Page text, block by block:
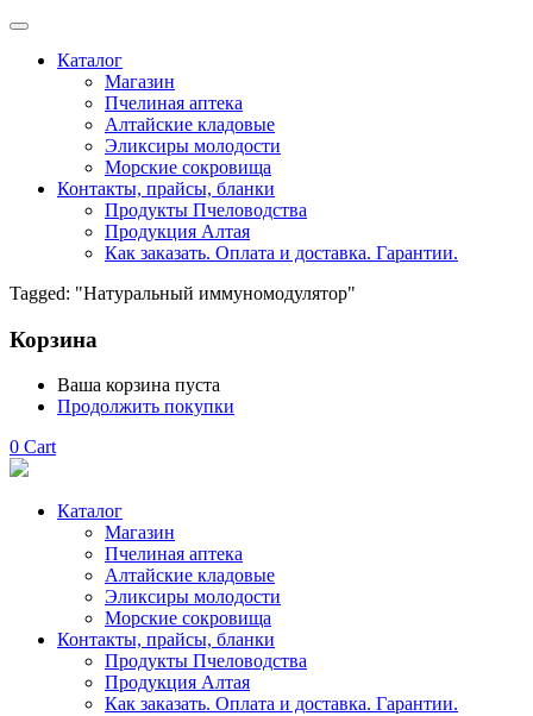
Каталог
Магазин
Пчелиная аптека
Алтайские кладовые
Эликсиры молодости
Морские сокровища
Контакты, прайсы, бланки
Продукты Пчеловодства
Продукция Алтая
Как заказать. Оплата и доставка. Гарантии.
Tagged: "Натуральный иммуномодулятор"
Корзина
Ваша корзина пуста
Продолжить покупки
0 Cart
Каталог
Магазин
Пчелиная аптека
Алтайские кладовые
Эликсиры молодости
Морские сокровища
Контакты, прайсы, бланки
Продукты Пчеловодства
Продукция Алтая
Как заказать. Оплата и доставка. Гарантии.